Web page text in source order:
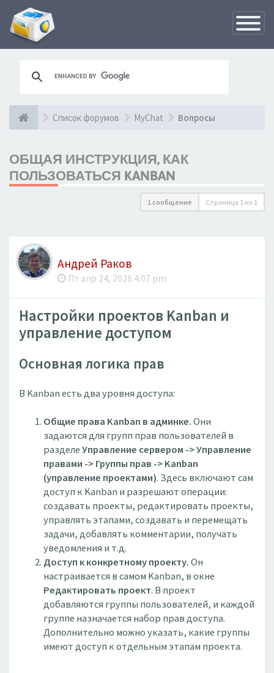
Список форумов MyChat Вопросы
ОБЩАЯ ИНСТРУКЦИЯ, КАК
ПОЛЬЗОВАТЬСЯ KANBAN
1 сообщение Страница 1 из 1
Андрей Раков
Пт апр 24, 2026 4:07 pm
Настройки проектов Kanban и
управление доступом
Основная логика прав
В Kanban есть два уровня доступа:
Общие права Kanban в админке.Они
задаются для групп прав пользователей в
разделеУправление сервером -> Управление
правами -> Группы прав -> Kanban
(управление проектами). Здесь включают сам
доступ к Kanban и разрешают операции:
создавать проекты, редактировать проекты,
управлять этапами, создавать и перемещать
задачи, добавлять комментарии, получать
уведомления и т.д.
Доступ к конкретному проекту.Он
настраивается в самом Kanban, в окне
Редактировать проект. В проект
добавляются группы пользователей, и каждой
группе назначается набор прав доступа.
Дополнительно можно указать, какие группы
имеют доступ к отдельным этапам проекта.